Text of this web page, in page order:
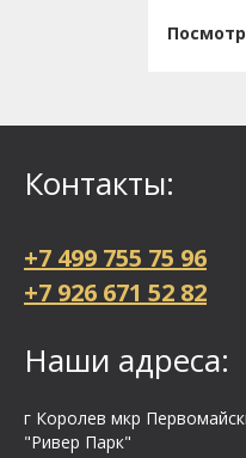
Контакты:
+7 499 755 75 96
+7 926 671 52 82
Наши адреса:
г Королев мкр
"Ривер Парк"